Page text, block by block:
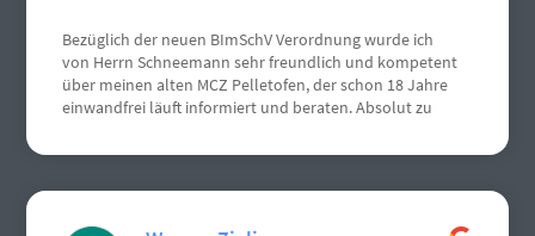
Bezüglich der neuen BImSchV Verordnung wurde ich
von Herrn Schneemann sehr freundlich und kompetent
über meinen alten MCZ Pelletofen, der schon 18 Jahre
einwandfrei läuft informiert und beraten. Absolut zu
vielen Dank.